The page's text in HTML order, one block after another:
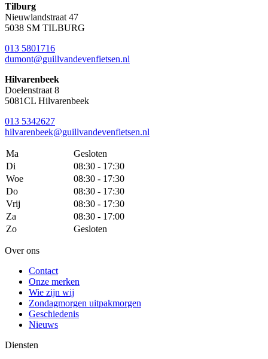
Tilburg
Nieuwlandstraat 47
5038 SM TILBURG
013 5801716
dumont@guillvandevenfietsen.nl
Hilvarenbeek
Doelenstraat 8
5081CL Hilvarenbeek
013 5342627
hilvarenbeek@guillvandevenfietsen.nl
Ma
Gesloten
Di
08:30 - 17:30
Woe
08:30 - 17:30
Do
08:30 - 17:30
Vrij
08:30 - 17:30
Za
08:30 - 17:00
Zo
Gesloten
Over ons
Contact
Onze merken
Wie zijn wij
Zondagmorgen uitpakmorgen
Geschiedenis
Nieuws
Diensten